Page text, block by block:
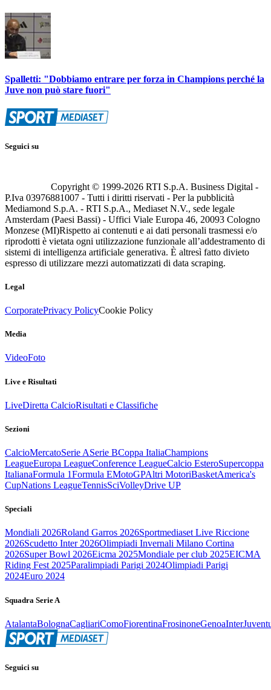
Spalletti: "Dobbiamo entrare per forza in Champions perché la
Juve non può stare fuori"
Seguici su
Copyright © 1999-2026 RTI S.p.A. Business Digital -
P.Iva 03976881007 - Tutti i diritti riservati - Per la pubblicità
Mediamond S.p.A. - RTI S.p.A., Mediaset N.V., sede legale
Amsterdam (Paesi Bassi) - Uffici Viale Europa 46, 20093 Cologno
Monzese (MI)Rispetto ai contenuti e ai dati personali trasmessi e/o
riprodotti è vietata ogni utilizzazione funzionale all’addestramento di
sistemi di intelligenza artificiale generativa. È altresì fatto divieto
espresso di utilizzare mezzi automatizzati di data scraping.
Legal
CorporatePrivacy PolicyCookie Policy
Media
VideoFoto
Live e Risultati
LiveDiretta CalcioRisultati e Classifiche
Sezioni
CalcioMercatoSerie ASerie BCoppa ItaliaChampions
LeagueEuropa LeagueConference LeagueCalcio EsteroSupercoppa
ItalianaFormula 1Formula EMotoGPAltri MotoriBasketAmerica's
CupNations LeagueTennisSciVolleyDrive UP
Speciali
Mondiali 2026Roland Garros 2026Sportmediaset Live Riccione
2026Scudetto Inter 2026Olimpiadi Invernali Milano Cortina
2026Super Bowl 2026Eicma 2025Mondiale per club 2025EICMA
Riding Fest 2025Paralimpiadi Parigi 2024Olimpiadi Parigi
2024Euro 2024
Squadra Serie A
AtalantaBolognaCagliariComoFiorentinaFrosinoneGenoaInter
Seguici su